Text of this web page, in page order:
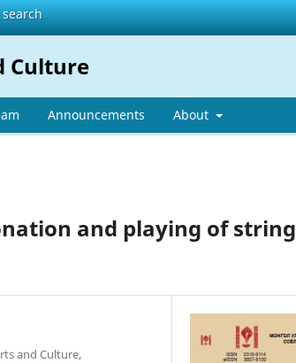
search
Culture
Announcements About
and playing of string
and Culture,